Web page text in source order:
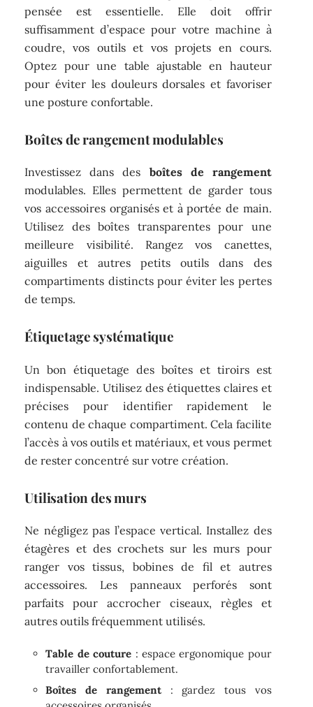
pensée est essentielle. Elle doit offrir
suffisamment d’espace pour votre machine à
coudre, vos outils et vos projets en cours.
Optez pour une table ajustable en hauteur
pour éviter les douleurs dorsales et favoriser
une posture confortable.
Boîtes de rangement modulables
Investissez dans des boîtes de rangement
modulables. Elles permettent de garder tous
vos accessoires organisés et à portée de main.
Utilisez des boîtes transparentes pour une
meilleure visibilité. Rangez vos canettes,
aiguilles et autres petits outils dans des
compartiments distincts pour éviter les pertes
de temps.
Étiquetage systématique
Un bon étiquetage des boîtes et tiroirs est
indispensable. Utilisez des étiquettes claires et
précises pour identifier rapidement le
contenu de chaque compartiment. Cela facilite
l’accès à vos outils et matériaux, et vous permet
de rester concentré sur votre création.
Utilisation des murs
Ne négligez pas l’espace vertical. Installez des
étagères et des crochets sur les murs pour
ranger vos tissus, bobines de fil et autres
accessoires. Les panneaux perforés sont
parfaits pour accrocher ciseaux, règles et
autres outils fréquemment utilisés.
Table de couture : espace ergonomique pour
travailler confortablement.
Boîtes de rangement: gardez tous vos